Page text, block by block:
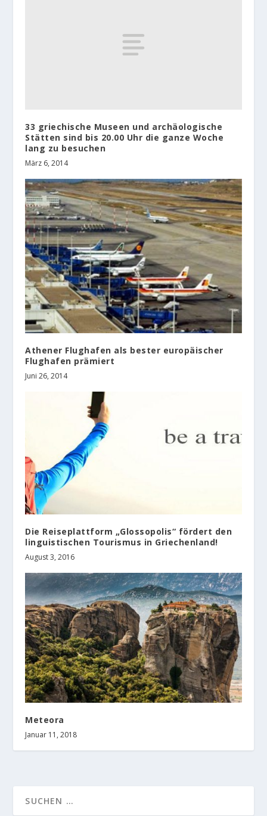
33 griechische Museen und archäologische
Stätten sind bis 20.00 Uhr die ganze Woche
lang zu besuchen
März 6, 2014
Athener Flughafen als bester europäischer
Flughafen prämiert
Juni 26, 2014
Die Reiseplattform „Glossopolis“ fördert den
linguistischen Tourismus in Griechenland!
August 3, 2016
Meteora
Januar 11, 2018